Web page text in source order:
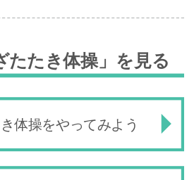
たたき体操」を見る
体操をやってみよう